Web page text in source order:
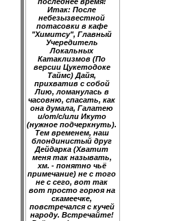
Итак: После
небезызвестной
потасовки в кафе
"Химитсу", Главный
Учередитель
Локальных
Катаклизмов (По
версии Цукетодоке
Таймс) Дайя,
прихватив с собой
Лию, ломанулась в
часовню, спасать, как
она думала, Галатею
и/от/с/или Икуто
(нужное подчеркнуть).
Тем временем, наш
блондинистый друг
Дейдарка (Хватит
меня так называть,
хм. - понятно чьё
примечание) не с того
не с сего, вот так
вот просто горюя на
скамеечке,
повстречался с кучей
народу. Встречайте!